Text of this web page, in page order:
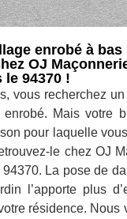
enrobé à bas
OJ
le 94370 !
vous recherchez
Mais votre
pour laquelle
le chez OJ
La pose de
l’apporte plus
résidence. Nous